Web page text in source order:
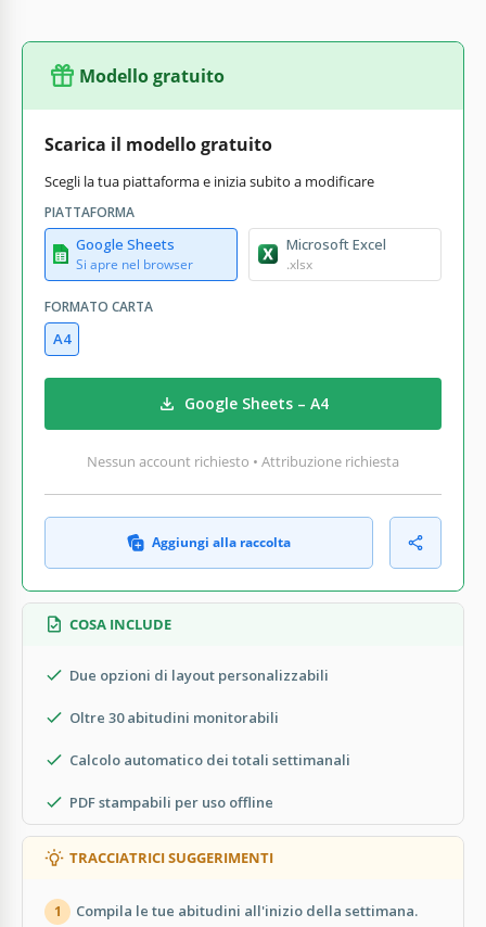
Modello gratuito
Scarica il modello gratuito
Scegli la tua piattaforma e inizia subito a modificare
PIATTAFORMA
Google Sheets
Si apre nel browser
Microsoft Excel
.xlsx
FORMATO CARTA
A4
Google Sheets – A4
Nessun account richiesto • Attribuzione richiesta
Aggiungi alla raccolta
COSA INCLUDE
Due opzioni di layout personalizzabili
Oltre 30 abitudini monitorabili
Calcolo automatico dei totali settimanali
PDF stampabili per uso offline
TRACCIATRICI SUGGERIMENTI
1 Compila le tue abitudini all'inizio della settimana.